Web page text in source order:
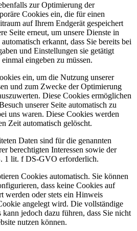
zur Optimierung der
Cookies ein, die für einen
auf Ihrem Endgerät gespeichert
Seite erneut, um unsere Dienste in
erkannt, dass Sie bereits bei
und Einstellungen sie getätigt
eingeben zu müssen.
ein, um die Nutzung unserer
und zum Zwecke der Optimierung
Diese Cookies ermöglichen
unserer Seite automatisch zu
uns waren. Diese Cookies werden
Zeit automatisch gelöscht.
Daten sind für die genannten
berechtigten Interessen sowie der
1 lit. f DS-GVO erforderlich.
Cookies automatisch. Sie können
dass keine Cookies auf
werden oder stets ein Hinweis
angelegt wird. Die vollständige
jedoch dazu führen, dass Sie nicht
nutzen können.